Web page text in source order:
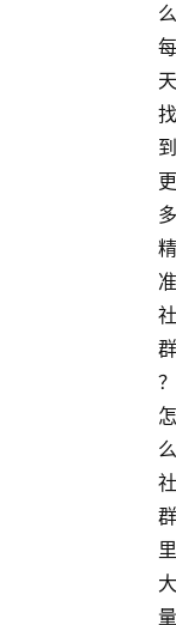
么
每
天
找
到
更
多
精
准
社
群
？
怎
么
社
群
里
大
量